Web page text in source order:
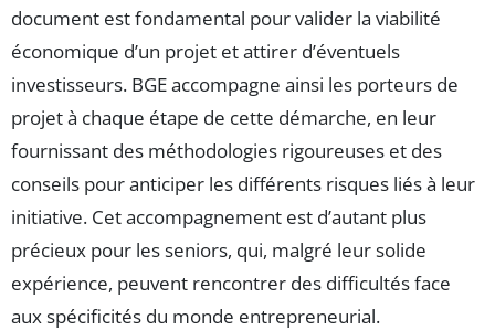
document est fondamental pour valider la viabilité
économique d’un projet et attirer d’éventuels
investisseurs. BGE accompagne ainsi les porteurs de
projet à chaque étape de cette démarche, en leur
fournissant des méthodologies rigoureuses et des
conseils pour anticiper les différents risques liés à leur
initiative. Cet accompagnement est d’autant plus
précieux pour les seniors, qui, malgré leur solide
expérience, peuvent rencontrer des difficultés face
aux spécificités du monde entrepreneurial.